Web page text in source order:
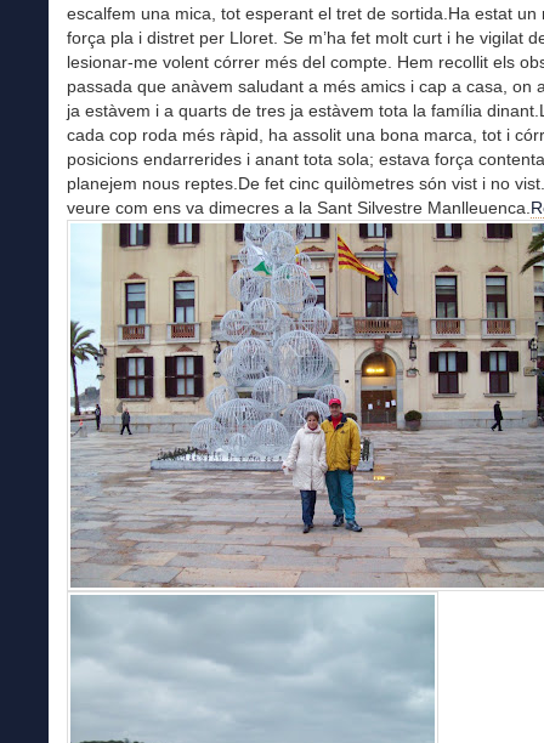
escalfem una mica, tot esperant el tret de sortida.Ha estat un
força pla i distret per Lloret. Se m’ha fet molt curt i he vigilat
lesionar-me volent córrer més del compte. Hem recollit els
passada que anàvem saludant a més amics i cap a casa, on
ja estàvem i a quarts de tres ja estàvem tota la família
cada cop roda més ràpid, ha assolit una bona marca, tot i
posicions endarrerides i anant tota sola; estava força
planejem nous reptes.De fet cinc quilòmetres són vist i no
veure com ens va dimecres a la Sant Silvestre Manlleuenca.